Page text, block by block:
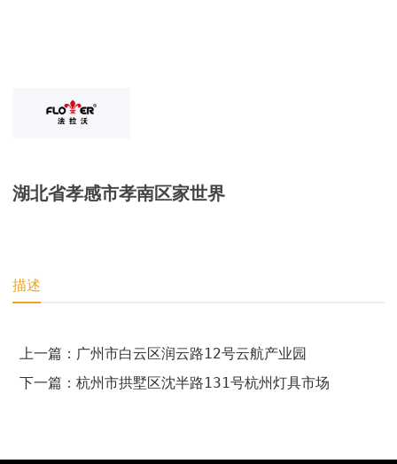
湖北省孝感市孝南区家世界
描述
上一篇：广州市白云区润云路12号云航产业园
下一篇：杭州市拱墅区沈半路131号杭州灯具市场